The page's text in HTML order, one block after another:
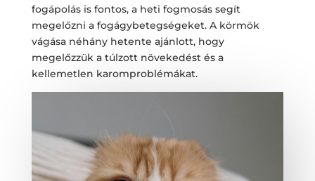
fogápolás is fontos, a heti fogmosás segít
megelőzni a fogágybetegségeket. A körmök
vágása néhány hetente ajánlott, hogy
megelőzzük a túlzott növekedést és a
kellemetlen karomproblémákat.